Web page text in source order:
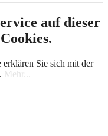
auf dieser
Sie sich mit der
Mehr...